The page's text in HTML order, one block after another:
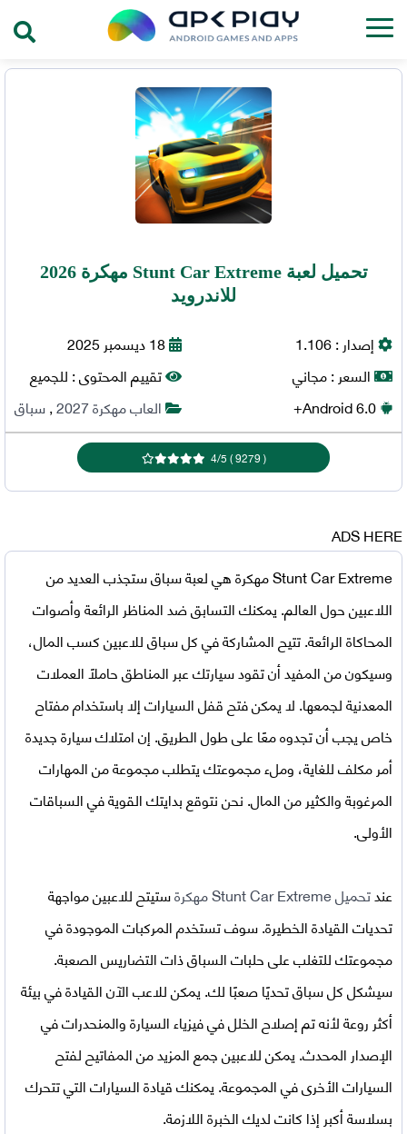
تحميل لعبة Stunt Car Extreme مهكرة 2026
للاندرويد
إصدار :1.106
السعر :مجاني
Android6.0+
18 ديسمبر 2025
تقييم المحتوى :للجميع
العاب مهكرة 2027
,سباق
(
9279
)
4/5
ADS HERE
Stunt Car Extreme مهكرة
هي لعبة سباق ستجذب العديد من
اللاعبين حول العالم. يمكنك التسابق ضد المناظر الرائعة وأصوات
المحاكاة الرائعة. تتيح المشاركة في كل سباق للاعبين كسب المال،
وسيكون من المفيد أن تقود سيارتك عبر المناطق حاملاً العملات
المعدنية لجمعها. لا يمكن فتح قفل السيارات إلا باستخدام مفتاح
خاص يجب أن تجدوه معًا على طول الطريق. إن امتلاك سيارة جديدة
أمر مكلف للغاية، وملء مجموعتك يتطلب مجموعة من المهارات
المرغوبة والكثير من المال. نحن نتوقع بدايتك القوية في السباقات
الأولى.
عندتحميل Stunt Car Extreme مهكرة
ستيتح للاعبين مواجهة
تحديات القيادة الخطيرة. سوف تستخدم المركبات الموجودة في
مجموعتك للتغلب على حلبات السباق ذات التضاريس الصعبة.
سيشكل كل سباق تحديًا صعبًا لك. يمكن للاعب الآن القيادة في بيئة
أكثر روعة لأنه تم إصلاح الخلل في فيزياء السيارة والمنحدرات في
الإصدار المحدث. يمكن للاعبين جمع المزيد من المفاتيح لفتح
السيارات الأخرى في المجموعة. يمكنك قيادة السيارات التي تتحرك
بسلاسة أكبر إذا كانت لديك الخبرة اللازمة.